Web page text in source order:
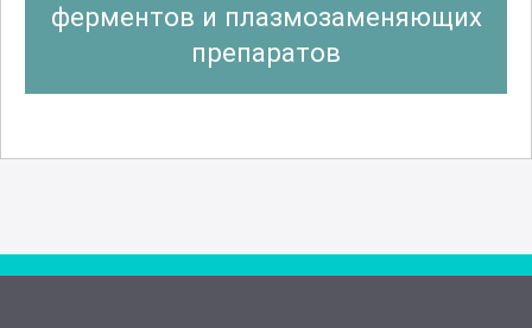
ферментов и плазмозаменяющих
препаратов